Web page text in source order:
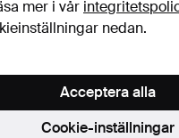
106 USD
mer i vår
nedan.
Cookie-inställningar
Acceptera alla